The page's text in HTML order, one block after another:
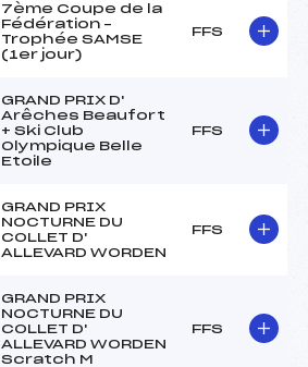
7ème Coupe de la
Fédération –
Trophée SAMSE
(1er jour)
FFS
GRAND PRIX D'
Arêches Beaufort
+ Ski Club
Olympique Belle
Etoile
FFS
GRAND PRIX
NOCTURNE DU
COLLET D'
ALLEVARD WORDEN
FFS
GRAND PRIX
NOCTURNE DU
COLLET D'
ALLEVARD WORDEN
Scratch M
FFS